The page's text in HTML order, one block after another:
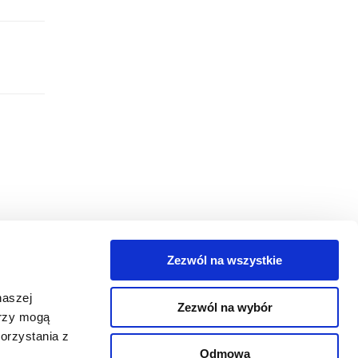
mogą
z
Zezwól na wszystkie
Zezwól na wybór
Odmowa
się